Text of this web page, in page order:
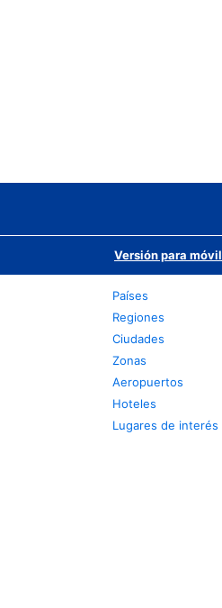
Versión para móvil
Países
Regiones
Ciudades
Zonas
Aeropuertos
Hoteles
Lugares de interés